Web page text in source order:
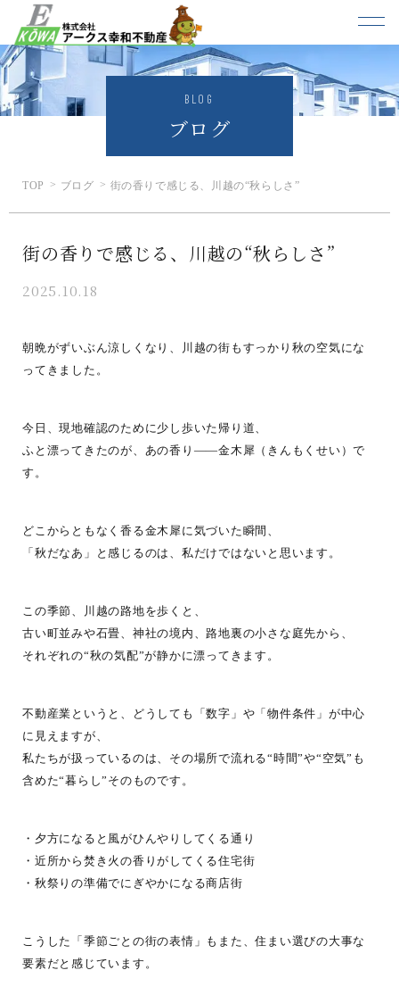
BLOG
ブログ
TOP ブログ 街の香りで感じる、川越の“秋らしさ”
街の香りで感じる、川越の“秋らしさ”
2025.10.18
朝晩がずいぶん涼しくなり、川越の街もすっかり秋の空気にな
ってきました。
今日、現地確認のために少し歩いた帰り道、
ふと漂ってきたのが、あの香り――金木犀（きんもくせい）で
す。
どこからともなく香る金木犀に気づいた瞬間、
「秋だなあ」と感じるのは、私だけではないと思います。
この季節、川越の路地を歩くと、
古い町並みや石畳、神社の境内、路地裏の小さな庭先から、
それぞれの“秋の気配”が静かに漂ってきます。
不動産業というと、どうしても「数字」や「物件条件」が中心
に見えますが、
私たちが扱っているのは、その場所で流れる“時間”や“空気”も
含めた“暮らし”そのものです。
・夕方になると風がひんやりしてくる通り
・近所から焚き火の香りがしてくる住宅街
・秋祭りの準備でにぎやかになる商店街
こうした「季節ごとの街の表情」もまた、住まい選びの大事な
要素だと感じています。